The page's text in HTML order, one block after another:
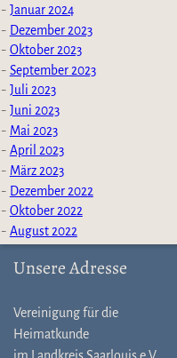
Januar 2024
Dezember 2023
Oktober 2023
September 2023
Juli 2023
Juni 2023
Mai 2023
April 2023
März 2023
Dezember 2022
Oktober 2022
August 2022
Unsere Adresse
Vereinigung für die
Heimatkunde